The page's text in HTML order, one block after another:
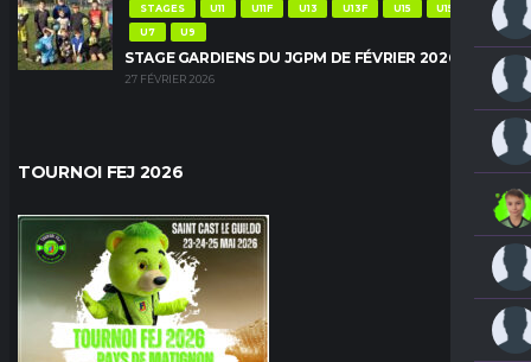
STAGES
U11 U11F U13 U13F U15
U15F
U7
U9
STAGE GARDIENS DU JGPM DE FÉVRIER 2026
27 FÉVRIER 2026
TOURNOI FEJ 2026